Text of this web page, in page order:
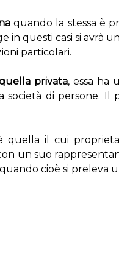
quando la stessa è
in questi casi si avrà
particolari.
privata, essa ha
società di persone. Il
quella il cui
un suo
cioè si preleva